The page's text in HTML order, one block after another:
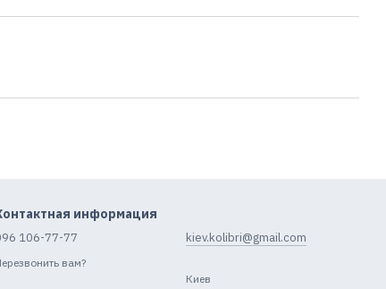
информация
106-77-77
вам?
kiev.kolibri@gmail.com
Киев